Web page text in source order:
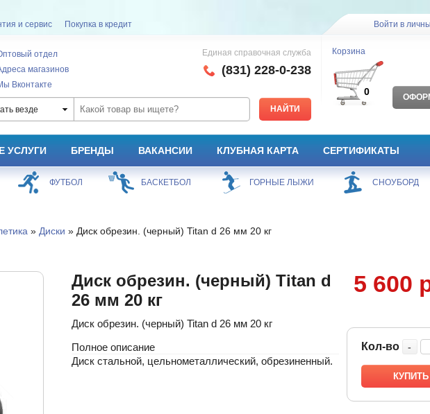
и сервис Покупка в кредит Войти в
отдел
магазинов
Вконтакте
Единая справочная служба
(831) 228-0-238
везде
Корзина
0
УСЛУГИ БРЕНДЫ ВАКАНСИИ КЛУБНАЯ КАРТА СЕРТИФИКАТЫ
ФУТБОЛ БАСКЕТБОЛ ГОРНЫЕ ЛЫЖИ СНОУБОРД
» Диски » Диск обрезин. (черный) Titan d 26 мм 20 кг
Диск обрезин. (черный) Titan d
26 мм 20 кг
Диск обрезин. (черный) Titan d 26 мм 20 кг
Полное описание
Диск стальной, цельнометаллический, обрезиненный.
5 600
Кол-во -
КУПИТЬ